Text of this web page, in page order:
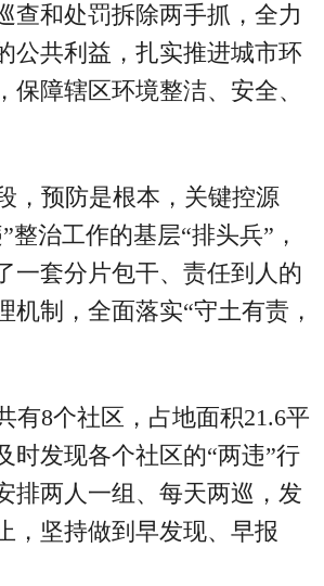
查和处罚拆除两手抓，全力
公共利益，扎实推进城市环
保障辖区环境整洁、安全、
，预防是根本，关键控源
整治工作的基层“排头兵”，
一套分片包干、责任到人的
机制，全面落实“守土有责，
有8个社区，占地面积21.6平
时发现各个社区的“两违”行
排两人一组、每天两巡，发
，坚持做到早发现、早报